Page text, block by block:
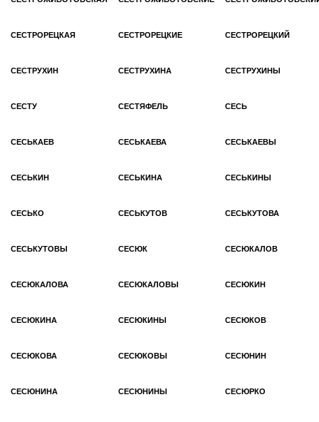
СЕСТРОРЕЦКАЯ СЕСТРОРЕЦКИЕ СЕСТРОРЕЦКИЙ
СЕСТРУХИН СЕСТРУХИНА СЕСТРУХИНЫ
СЕСТУ СЕСТЯФЕЛЬ СЕСЬ
СЕСЬКАЕВ СЕСЬКАЕВА СЕСЬКАЕВЫ
СЕСЬКИН СЕСЬКИНА СЕСЬКИНЫ
СЕСЬКО СЕСЬКУТОВ СЕСЬКУТОВА
СЕСЬКУТОВЫ СЕСЮК СЕСЮКАЛОВ
СЕСЮКАЛОВА СЕСЮКАЛОВЫ СЕСЮКИН
СЕСЮКИНА СЕСЮКИНЫ СЕСЮКОВ
СЕСЮКОВА СЕСЮКОВЫ СЕСЮНИН
СЕСЮНИНА СЕСЮНИНЫ СЕСЮРКО